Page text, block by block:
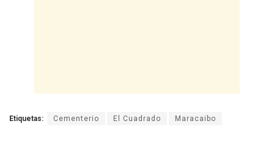
Etiquetas: Cementerio El Cuadrado Maracaibo